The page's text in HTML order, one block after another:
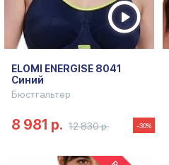
ELOMI ENERGISE 8041
Синий
Бюстгальтер
8 981 р. 12 830 р. -30%